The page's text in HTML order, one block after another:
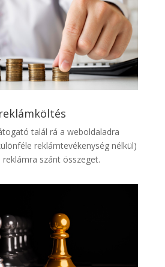
talál rá a weboldaladra
reklámtevékenység nélkül)
szánt összeget.